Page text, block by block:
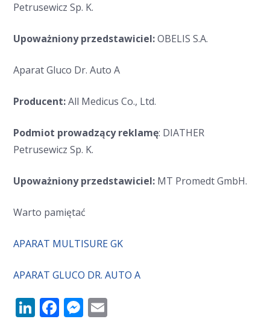
Petrusewicz Sp. K.
Upoważniony przedstawiciel:OBELIS S.A.
Aparat Gluco Dr. Auto A
Producent:All Medicus Co., Ltd.
Podmiot prowadzący reklamę: DIATHER
Petrusewicz Sp. K.
Upoważniony przedstawiciel: MT Promedt GmbH.
Warto pamiętać
APARAT MULTISURE GK
APARAT GLUCO DR. AUTO A
LinkedIn
Facebook
Messenger